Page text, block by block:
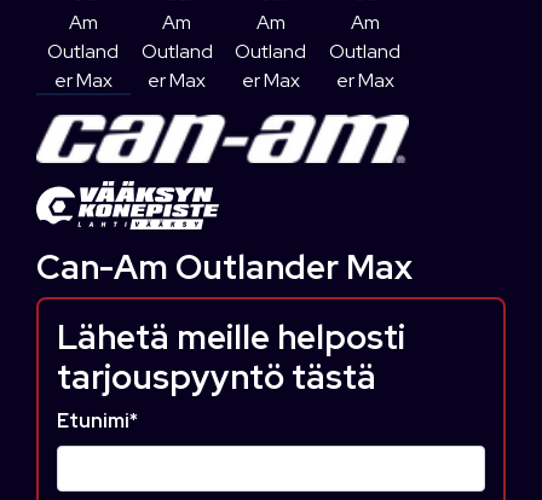
Can-Am Outlander Max
Lähetä meille helposti
tarjouspyyntö tästä
Etunimi*